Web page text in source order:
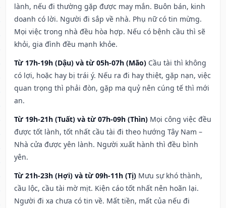
lành, nếu đi thường gặp được may mắn. Buôn bán, kinh
doanh có lời. Người đi sắp về nhà. Phụ nữ có tin mừng.
Mọi việc trong nhà đều hòa hợp. Nếu có bệnh cầu thì sẽ
khỏi, gia đình đều mạnh khỏe.
Từ 17h-19h (Dậu) và từ 05h-07h (Mão) Cầu tài thì không
có lợi, hoặc hay bị trái ý. Nếu ra đi hay thiệt, gặp nạn, việc
quan trọng thì phải đòn, gặp ma quỷ nên cúng tế thì mới
an.
Từ 19h-21h (Tuất) và từ 07h-09h (Thìn) Mọi công việc đều
được tốt lành, tốt nhất cầu tài đi theo hướng Tây Nam –
Nhà cửa được yên lành. Người xuất hành thì đều bình
yên.
Từ 21h-23h (Hợi) và từ 09h-11h (Tị) Mưu sự khó thành,
cầu lộc, cầu tài mờ mịt. Kiện cáo tốt nhất nên hoãn lại.
Người đi xa chưa có tin về. Mất tiền, mất của nếu đi